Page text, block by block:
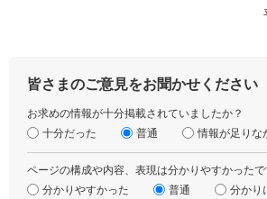
皆さまのご意見をお聞かせください
お求めの情報が十分掲載されていましたか？
十分だった
普通 情報が足りな
ページの構成や内容、表現は分かりやすかったで
分かりやすかった
普通 分かり